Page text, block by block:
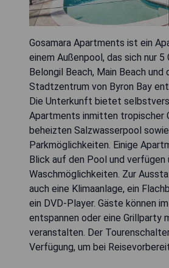
Gosamara Apartments ist ein
einem Außenpool, das sich nur 5
Belongil Beach, Main Beach und
Stadtzentrum von Byron Bay
Die Unterkunft bietet
Apartments inmitten tropischer
beheizten Salzwasserpool
Parkmöglichkeiten. Einige
Blick auf den Pool und verfügen
Waschmöglichkeiten. Zur
auch eine Klimaanlage, ein
ein DVD-Player. Gäste können
entspannen oder eine Grillparty
veranstalten. Der
Verfügung, um bei